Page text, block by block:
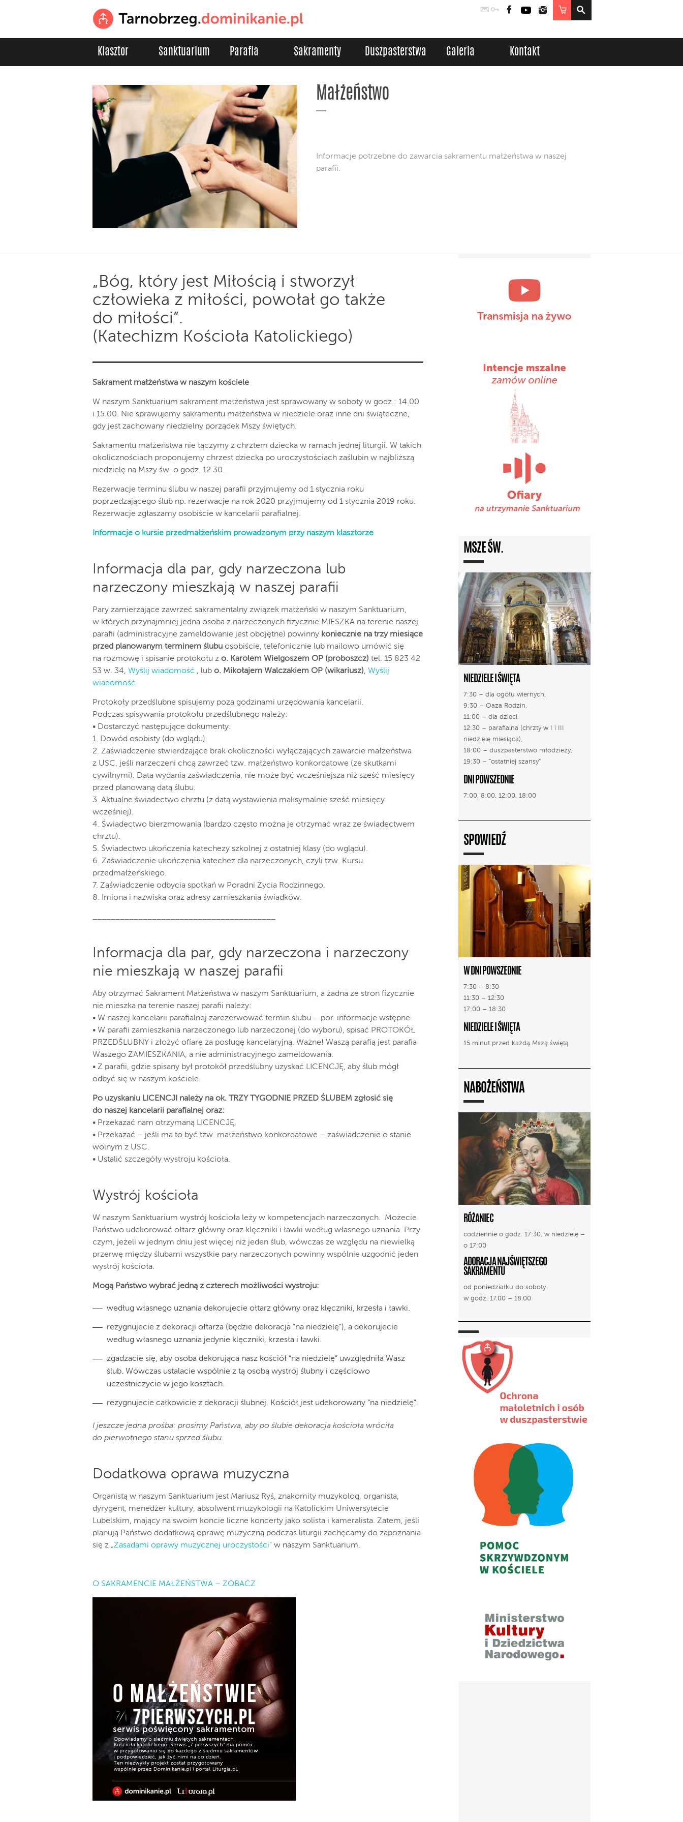
PocztaLogowanie
FacebookYouTubeInstagram
Sklep
Klasztor Sanktuarium Parafia Sakramenty Duszpasterstwa Galeria Kontakt
Małżeństwo
Informacje potrzebne do zawarcia sakramentu małżeństwa w naszej
parafii.
„Bóg, który jest Miłością i stworzył
człowieka z miłości, powołał go także
do miłości”.
(Katechizm Kościoła Katolickiego)
Sakrament małżeństwa w naszym kościele
W naszym Sanktuarium sakrament małżeństwa jest sprawowany w soboty w godz.: 14.00
i 15.00. Nie sprawujemy sakramentu małżeństwa w niedziele oraz inne dni świąteczne,
gdy jest zachowany niedzielny porządek Mszy świętych.
Sakramentu małżeństwa nie łączymy z chrztem dziecka w ramach jednej liturgii. W takich
okolicznościach proponujemy chrzest dziecka po uroczystościach zaślubin w najbliższą
niedzielę na Mszy św. o godz. 12.30.
Rezerwacje terminu ślubu w naszej parafii przyjmujemy od 1 stycznia roku
poprzedzającego ślub np. rezerwacje na rok 2020 przyjmujemy od 1 stycznia 2019 roku.
Rezerwacje zgłaszamy osobiście w kancelarii parafialnej.
Informacje o kursie przedmałżeńskim prowadzonym przy naszym klasztorze
Informacja dla par, gdy narzeczona lub
narzeczony mieszkają w naszej parafii
Pary zamierzające zawrzeć sakramentalny związek małżeński w naszym Sanktuarium,
w których przynajmniej jedna osoba z narzeczonych fizycznie MIESZKA na terenie naszej
parafii (administracyjne zameldowanie jest obojętne) powinny koniecznie na trzy miesiące
przed planowanym terminem ślubu osobiście, telefonicznie lub mailowo umówić się
na rozmowę i spisanie protokołu z o. Karolem Wielgoszem OP (proboszcz) tel. 15 823 42
53 w. 34, Wyślij wiadomość , lub o. Mikołajem Walczakiem OP (wikariusz), Wyślij
wiadomość.
Protokoły przedślubne spisujemy poza godzinami urzędowania kancelarii.
Podczas spisywania protokołu przedślubnego należy:
• Dostarczyć następujące dokumenty:
1. Dowód osobisty (do wglądu).
2. Zaświadczenie stwierdzające brak okoliczności wyłączających zawarcie małżeństwa
z USC, jeśli narzeczeni chcą zawrzeć tzw. małżeństwo konkordatowe (ze skutkami
cywilnymi). Data wydania zaświadczenia, nie może być wcześniejsza niż sześć miesięcy
przed planowaną datą ślubu.
3. Aktualne świadectwo chrztu (z datą wystawienia maksymalnie sześć miesięcy
wcześniej).
4. Świadectwo bierzmowania (bardzo często można je otrzymać wraz ze świadectwem
chrztu).
5. Świadectwo ukończenia katechezy szkolnej z ostatniej klasy (do wglądu).
6. Zaświadczenie ukończenia katechez dla narzeczonych, czyli tzw. Kursu
przedmałżeńskiego.
7. Zaświadczenie odbycia spotkań w Poradni Życia Rodzinnego.
8. Imiona i nazwiska oraz adresy zamieszkania świadków.
Informacja dla par, gdy narzeczona i narzeczony
nie mieszkają w naszej parafii
Aby otrzymać Sakrament Małżeństwa w naszym Sanktuarium, a żadna ze stron fizycznie
nie mieszka na terenie naszej parafii należy:
• W naszej kancelarii parafialnej zarezerwować termin ślubu – por. informacje wstępne.
• W parafii zamieszkania narzeczonego lub narzeczonej (do wyboru), spisać PROTOKÓŁ
PRZEDŚLUBNY i złożyć ofiarę za posługę kancelaryjną. Ważne! Waszą parafią jest parafia
Waszego ZAMIESZKANIA, a nie administracyjnego zameldowania.
• Z parafii, gdzie spisany był protokół przedślubny uzyskać LICENCJĘ, aby ślub mógł
odbyć się w naszym kościele.
Po uzyskaniu LICENCJI należy na ok. TRZY TYGODNIE PRZED ŚLUBEM zgłosić się
do naszej kancelarii parafialnej oraz:
• Przekazać nam otrzymaną LICENCJĘ,
• Przekazać – jeśli ma to być tzw. małżeństwo konkordatowe – zaświadczenie o stanie
wolnym z USC.
• Ustalić szczegóły wystroju kościoła.
Wystrój kościoła
W naszym Sanktuarium wystrój kościoła leży w kompetencjach narzeczonych. Możecie
Państwo udekorować ołtarz główny oraz klęczniki i ławki według własnego uznania. Przy
czym, jeżeli w jednym dniu jest więcej niż jeden ślub, wówczas ze względu na niewielką
przerwę między ślubami wszystkie pary narzeczonych powinny wspólnie uzgodnić jeden
wystrój kościoła.
Mogą Państwo wybrać jedną z czterech możliwości wystroju:
według własnego uznania dekorujecie ołtarz główny oraz klęczniki, krzesła i ławki.
rezygnujecie z dekoracji ołtarza (będzie dekoracja “na niedzielę”), a dekorujecie
według własnego uznania jedynie klęczniki, krzesła i ławki.
zgadzacie się, aby osoba dekorująca nasz kościół “na niedzielę” uwzględniła Wasz
ślub. Wówczas ustalacie wspólnie z tą osobą wystrój ślubny i częściowo
uczestniczycie w jego kosztach.
rezygnujecie całkowicie z dekoracji ślubnej. Kościół jest udekorowany “na niedzielę”.
I jeszcze jedna prośba: prosimy Państwa, aby po ślubie dekoracja kościoła wróciła
do pierwotnego stanu sprzed ślubu.
Dodatkowa oprawa muzyczna
Organistą w naszym Sanktuarium jest Mariusz Ryś, znakomity muzykolog, organista,
dyrygent, menedżer kultury, absolwent muzykologii na Katolickim Uniwersytecie
Lubelskim, mający na swoim koncie liczne koncerty jako solista i kameralista. Zatem, jeśli
planują Państwo dodatkową oprawę muzyczną podczas liturgii zachęcamy do zapoznania
się z „Zasadami oprawy muzycznej uroczystości” w naszym Sanktuarium.
O SAKRAMENCIE MAŁŻEŃSTWA – ZOBACZ
MSZE ŚW.
NIEDZIELE I ŚWIĘTA
7:30 – dla ogółu wiernych,
9:30 – Oaza Rodzin,
11:00 – dla dzieci,
12:30 – parafialna (chrzty w I i III
niedzielę miesiąca),
18:00 – duszpasterstwo młodzieży,
19:30 – “ostatniej szansy”
DNI POWSZEDNIE
7:00, 8:00, 12:00, 18:00
SPOWIEDŹ
W DNI POWSZEDNIE
7:30 – 8:30
11:30 – 12:30
17:00 – 18:30
NIEDZIELE I ŚWIĘTA
15 minut przed każdą Mszą świętą
NABOŻEŃSTWA
RÓŻANIEC
codziennie o godz. 17:30, w niedzielę –
o 17:00
ADORACJA NAJŚWIĘTSZEGO
SAKRAMENTU
od poniedziałku do soboty
w godz. 17.00 – 18.00